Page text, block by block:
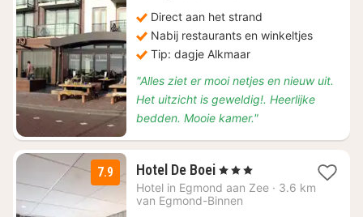
Direct aan het strand
Nabij restaurants en winkeltjes
Tip: dagje Alkmaar
"Alles ziet er mooi netjes en nieuw uit.
Het uitzicht is geweldig!. Heerlijke
bedden. Mooie kamer."
7.9 Hotel De Boei1
nacht
vanaf
, 3 Sterren
Hotel in Egmond aan Zee · 3.6 km
van Egmond-Binnen